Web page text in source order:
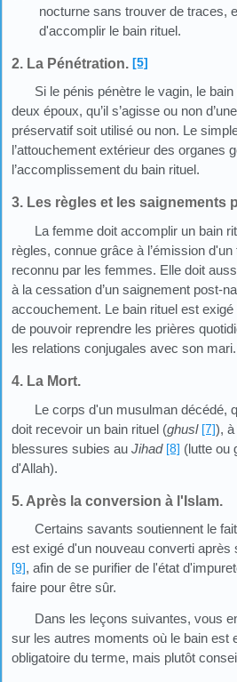
nocturne sans trouver de traces,
d'accomplir le bain rituel.
2. La Pénétration. [5]
Si le pénis pénètre le vagin, le
deux époux, qu’il s’agisse ou non
préservatif soit utilisé ou non. Le
l’attouchement extérieur des organes
l’accomplissement du bain rituel.
3. Les règles et les saignements
La femme doit accomplir un bain
règles, connue grâce à l’émission
reconnu par les femmes. Elle doit
à la cessation d’un saignement post-
accouchement. Le bain rituel est
de pouvoir reprendre les prières
les relations conjugales avec son mari.
4. La Mort.
Le corps d'un musulman décédé,
doit recevoir un bain rituel (ghusl [7]),
blessures subies au Jihad [8] (lutte ou
d'Allah).
5. Après la conversion à l'Islam.
Certains savants soutiennent le
est exigé d'un nouveau converti après
[9], afin de se purifier de l'état
faire pour être sûr.
Dans les leçons suivantes, vous
sur les autres moments où le bain est
obligatoire du terme, mais plutôt